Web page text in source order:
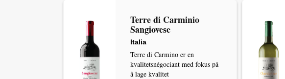
Terre di Carminio
Sangiovese
Italia
Terre di Carmino er en
kvalitetsnégociant med fokus på
å lage kvalitet